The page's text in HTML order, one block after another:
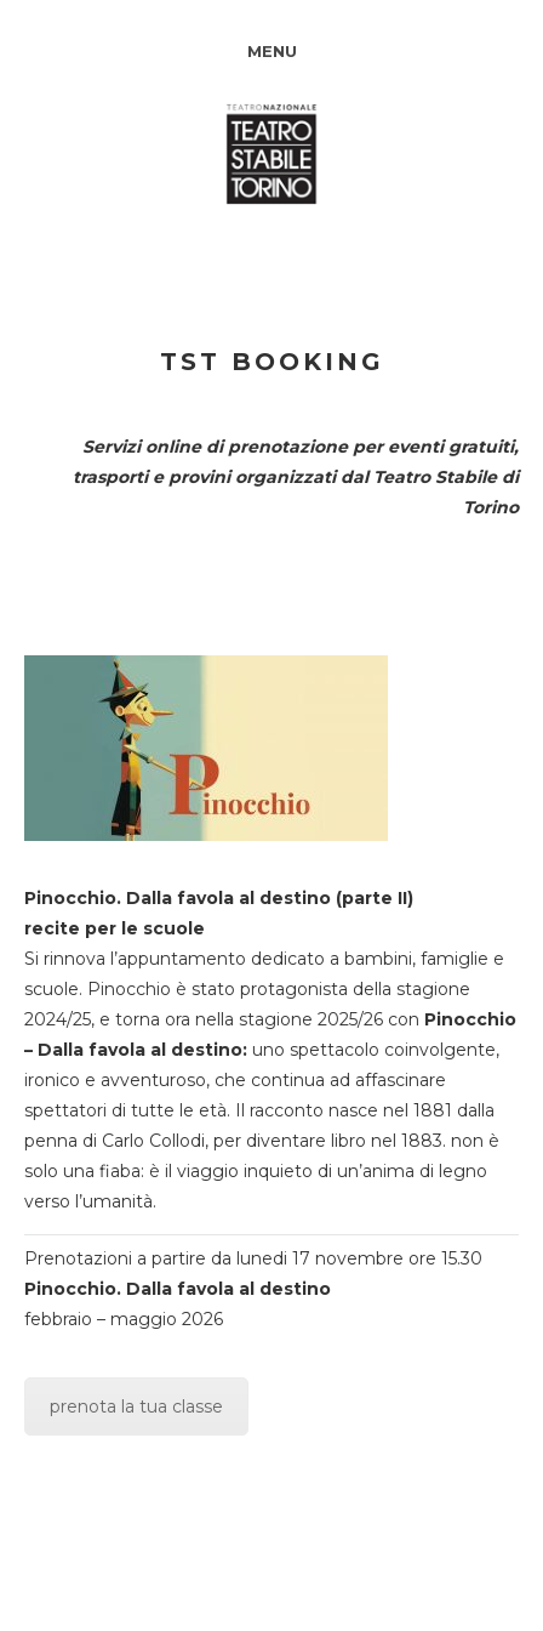
MENU
TST BOOKING
Servizi online di prenotazione per eventi gratuiti,
trasporti e provini organizzati dal Teatro Stabile di
Torino
Pinocchio. Dalla favola al destino (parte II)
recite per le scuole
Si rinnova l’appuntamento dedicato a bambini, famiglie e
scuole. Pinocchio è stato protagonista della stagione
2024/25, e torna ora nella stagione 2025/26 con Pinocchio
– Dalla favola al destino: uno spettacolo coinvolgente,
ironico e avventuroso, che continua ad affascinare
spettatori di tutte le età. Il racconto nasce nel 1881 dalla
penna di Carlo Collodi, per diventare libro nel 1883. non è
solo una fiaba: è il viaggio inquieto di un’anima di legno
verso l’umanità.
Prenotazioni a partire da lunedi 17 novembre ore 15.30
Pinocchio. Dalla favola al destino
febbraio – maggio 2026
prenota la tua classe